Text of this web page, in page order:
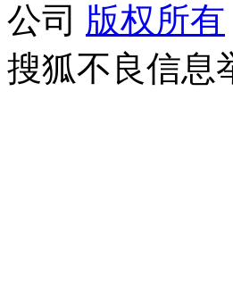
公司 版权所有
搜狐不良信息